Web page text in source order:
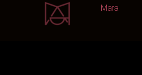
Mara